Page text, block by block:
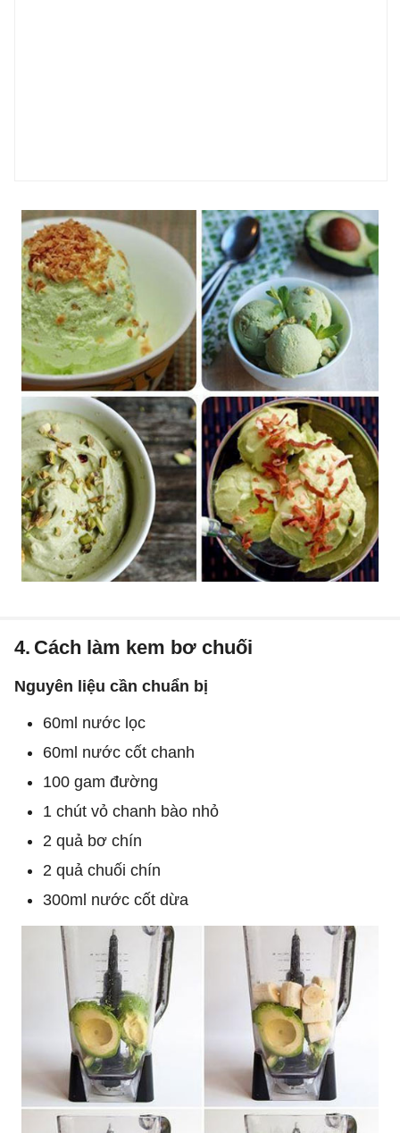
Cách làm kem bơ chuối
4.
Nguyên liệu cần chuẩn bị
60ml nước lọc
60ml nước cốt chanh
100 gam đường
1 chút vỏ chanh bào nhỏ
2 quả bơ chín
2 quả chuối chín
300ml nước cốt dừa